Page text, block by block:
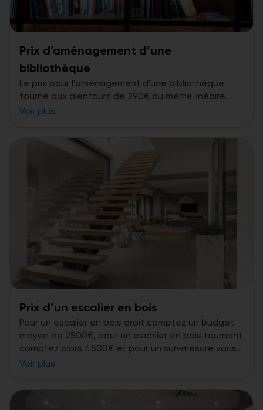
Prix d’aménagement d’une
bibliothèque
Le prix pour l'aménagement d'une bibliothèque
tourne aux alentours de 290€ du mètre linéaire.
Voir plus
Prix d’un escalier en bois
Pour un escalier en bois droit comptez un budget
moyen de 2500€, pour un escalier en bois tournant
comptez alors 4500€ et pour un sur-mesure vous
pouvez aller jusque 20 000€.
Voir plus